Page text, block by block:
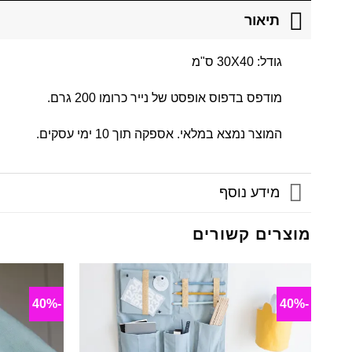
תיאור
גודל: 30X40 ס"מ
מודפס בדפוס אופסט של נייר כרומו 200 גרם.
המוצר נמצא במלאי. אספקה תוך 10 ימי עסקים.
מידע נוסף
מוצרים קשורים
-40%
-40%